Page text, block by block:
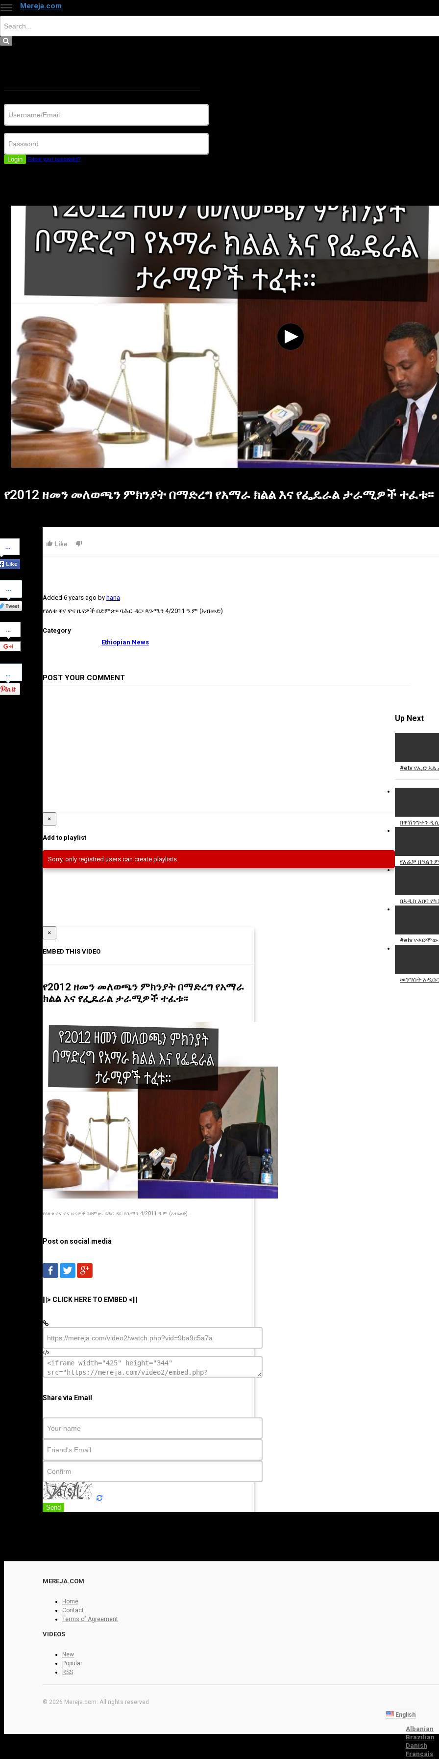
Mereja.com
Login Forgot your password?
የ2012 ዘመን መለወጫን ምክንያት በማድረግ የአማራ ክልል እና የፌዴራል ታራሚዎች ተፈቱ፡፡
on
Facebook
Share
on
Twitter
Share
on
Google+
Pinterest
Like
Added 6 years ago by hana
የዕለቱ ዋና ዋና ዜናዎች በድምጽ፡፡ ባሕር ዳር፡ ጳጉሜን 4/2011 ዓ.ም (አብመድ)
Category
Ethiopian News
POST YOUR COMMENT
Up Next
#etv የኢድ
በዋሽንግተን
የእሬቻ በዓልን
በአዲስ አበባ
#etv
መንግስት
Report
×
Add to playlist
Sorry, only registred users can create playlists.
×
EMBED THIS VIDEO
የ2012 ዘመን መለወጫን ምክንያት በማድረግ የአማራ
ክልል እና የፌዴራል ታራሚዎች ተፈቱ፡፡
የዕለቱ ዋና ዋና ዜናዎች በድምጽ፡፡ ባሕር ዳር፡ ጳጉሜን 4/2011 ዓ.ም (አብመድ)...
Post on social media
|||> CLICK HERE TO EMBED <|||
Share via Email
Send
MEREJA.COM
Home
Contact
Terms of Agreement
VIDEOS
New
Popular
RSS
© 2026 Mereja.com. All rights reserved
English
Albanian
Brazilian
Danish
Français